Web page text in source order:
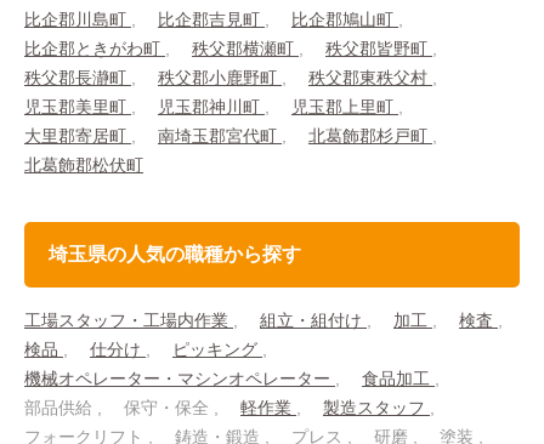
比企郡川島町
比企郡吉見町
比企郡鳩山町
比企郡ときがわ町
秩父郡横瀬町
秩父郡皆野町
秩父郡長瀞町
秩父郡小鹿野町
秩父郡東秩父村
児玉郡美里町
児玉郡神川町
児玉郡上里町
大里郡寄居町
南埼玉郡宮代町
北葛飾郡杉戸町
北葛飾郡松伏町
埼玉県の人気の職種から探す
工場スタッフ・工場内作業 組立・組付け 加工
検査
検品
仕分け
ピッキング
機械オペレーター・マシンオペレーター
食品加工
部品供給
保守・保全 軽作業
製造スタッフ
フォークリフト
鋳造・鍛造 プレス 研磨
塗装